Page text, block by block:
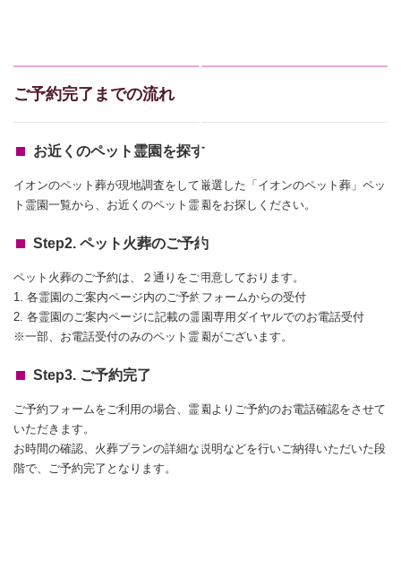
ご予約完了までの流れ
お近くのペット霊園を探す
イオンのペット葬が現地調査をして厳選した「イオンのペット葬」ペッ
ト霊園一覧から、お近くのペット霊園をお探しください。
Step2. ペット火葬のご予約
ペット火葬のご予約は、２通りをご用意しております。
1. 各霊園のご案内ページ内のご予約フォームからの受付
2. 各霊園のご案内ページに記載の霊園専用ダイヤルでのお電話受付
※一部、お電話受付のみのペット霊園がございます。
Step3. ご予約完了
ご予約フォームをご利用の場合、霊園よりご予約のお電話確認をさせて
いただきます。
お時間の確認、火葬プランの詳細な説明などを行いご納得いただいた段
階で、ご予約完了となります。